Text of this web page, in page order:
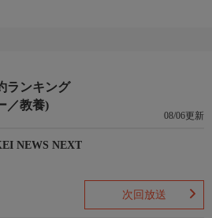
ランキング
／教養)
08/06更新
NEWS NEXT
次回放送